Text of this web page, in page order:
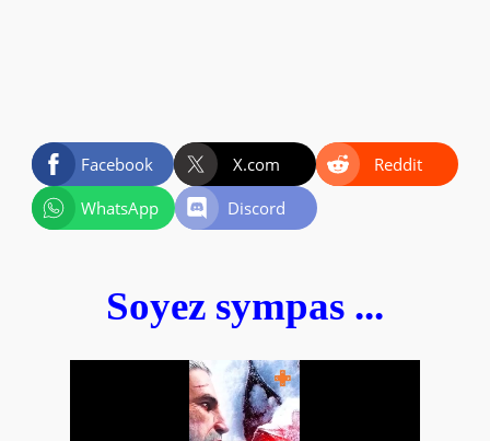
Facebook X.com
Reddit
WhatsApp
Discord
Soyez sympas ...